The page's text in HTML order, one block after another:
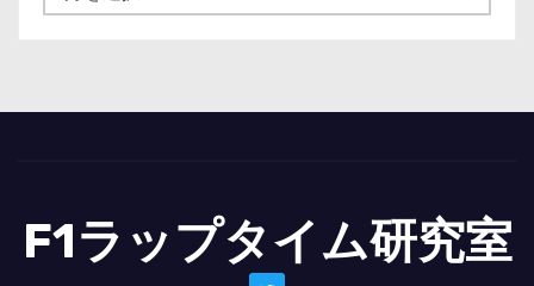
ュ
一
F1ラップタイム研究室